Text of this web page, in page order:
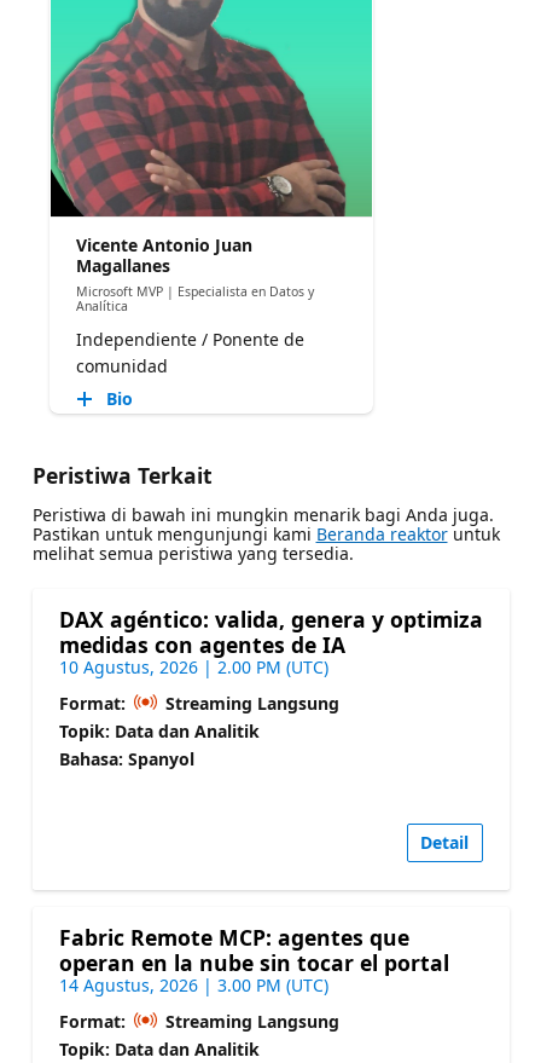
Vicente Antonio Juan
Magallanes
Microsoft MVP | Especialista en Datos y
Analítica
Independiente / Ponente de
comunidad
Bio
Peristiwa Terkait
Peristiwa di bawah ini mungkin menarik bagi Anda juga.
Pastikan untuk mengunjungi kami Beranda reaktoruntuk
melihat semua peristiwa yang tersedia.
DAX agéntico: valida, genera y optimiza
medidas con agentes de IA
10 Agustus, 2026 | 2.00 PM (UTC)
Format:
Streaming Langsung
Topik: Data dan Analitik
Bahasa: Spanyol
Detail
Fabric Remote MCP: agentes que
operan en la nube sin tocar el portal
14 Agustus, 2026 | 3.00 PM (UTC)
Format:
Streaming Langsung
Topik: Data dan Analitik